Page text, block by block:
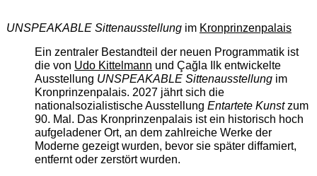
UNSPEAKABLE Sittenausstellungim Kronprinzenpalais
Ein zentraler Bestandteil der neuen Programmatik ist
die von Udo Kittelmann und Çağla Ilk entwickelte
Ausstellung UNSPEAKABLE Sittenausstellungim
Kronprinzenpalais. 2027 jährt sich die
nationalsozialistische Ausstellung Entartete Kunstzum
90. Mal. Das Kronprinzenpalais ist ein historisch hoch
aufgeladener Ort, an dem zahlreiche Werke der
Moderne gezeigt wurden, bevor sie später diffamiert,
entfernt oder zerstört wurden.